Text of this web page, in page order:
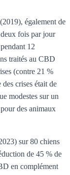
également de
fois par jour
12
traités au CBD
(contre 21 %
crises était de
modestes sur un
des animaux
sur 80 chiens
de 45 % de
en complément